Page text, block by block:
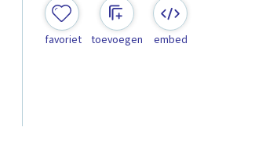
favoriet toevoegen embed